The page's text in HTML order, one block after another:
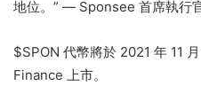
地位。” — Sponsee 首席執行
$SPON 代幣將於 2021 年 11
Finance 上市。